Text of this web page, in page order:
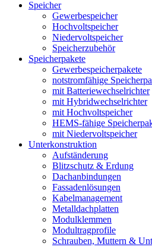
Speicher
Gewerbespeicher
Hochvoltspeicher
Niedervoltspeicher
Speicherzubehör
Speicherpakete
Gewerbespeicherpakete
notstromfähige
mit Batteriewechselrichter
mit Hybridwechselrichter
mit Hochvoltspeicher
HEMS-fähige
mit Niedervoltspeicher
Unterkonstruktion
Aufständerung
Blitzschutz & Erdung
Dachanbindungen
Fassadenlösungen
Kabelmanagement
Metalldachplatten
Modulklemmen
Modultragprofile
Schrauben, Muttern &